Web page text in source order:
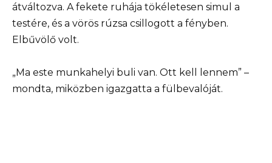
átváltozva. A fekete ruhája tökéletesen simul a
testére, és a vörös rúzsa csillogott a fényben.
Elbűvölő volt.
„Ma este munkahelyi buli van. Ott kell lennem” –
mondta, miközben igazgatta a fülbevalóját.